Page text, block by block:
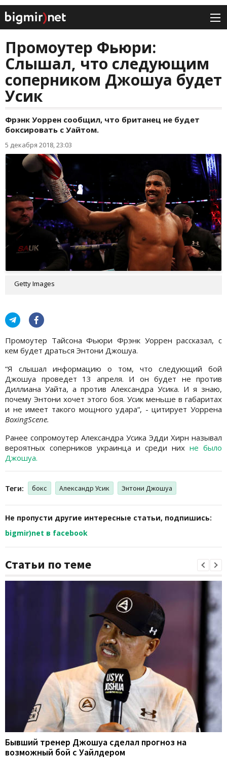
Промоутер Фьюри:
Слышал, что следующим
соперником Джошуа будет
Усик
Фрэнк Уоррен сообщил, что британец не будет
боксировать с Уайтом.
5 декабря 2018, 23:03
Getty Images
Промоутер Тайсона Фьюри Фрэнк Уоррен рассказал, с
кем будет драться Энтони Джошуа.
“Я слышал информацию о том, что следующий бой
Джошуа проведет 13 апреля. И он будет не против
Диллиана Уайта, а против Александра Усика. И я знаю,
почему Энтони хочет этого боя. Усик меньше в габаритах
и не имеет такого мощного удара“, - цитирует Уоррена
BoxingScene.
Ранее сопромоутер Александра Усика Эдди Хирн называл
вероятных соперников украинца и среди них не было
Джошуа.
Теги: бокс Александр Усик Энтони Джошуа
Не пропусти другие интересные статьи, подпишись:
bigmir)net в facebook
Статьи по теме
Бывший тренер Джошуа сделал прогноз на
возможный бой с Уайлдером